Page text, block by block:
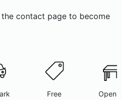
contact page to become
Free Open